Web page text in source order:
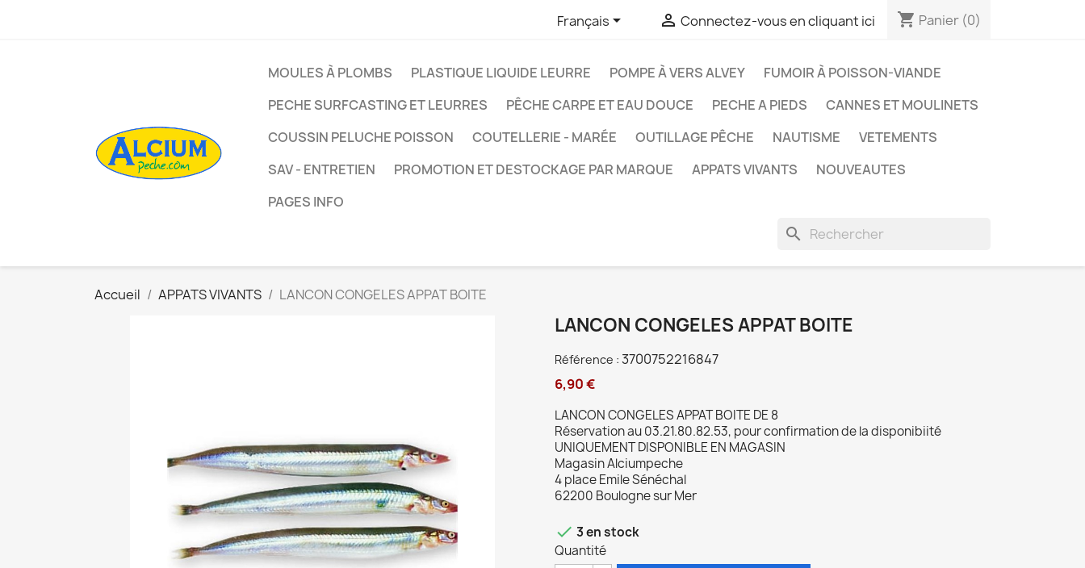
Français  Connectez-vous en cliquant ici shopping_cart Panier (0)
MOULES À PLOMBS PLASTIQUE LIQUIDE LEURRE POMPE À VERS ALVEY
FUMOIR À POISSON-VIANDE
PECHE SURFCASTING ET LEURRES
PÊCHE CARPE ET EAU DOUCE PECHE A PIEDS
CANNES ET MOULINETS
COUSSIN PELUCHE POISSON
COUTELLERIE - MARÉE OUTILLAGE PÊCHE NAUTISME
VETEMENTS
SAV - ENTRETIEN
PROMOTION ET DESTOCKAGE PAR MARQUE APPATS VIVANTS
NOUVEAUTES
PAGES INFO
search
Accueil APPATS VIVANTS LANCON CONGELES APPAT BOITE
LANCON CONGELES APPAT BOITE
Référence : 3700752216847
6,90 €
LANCON CONGELES APPAT BOITE DE 8
Réservation au 03.21.80.82.53, pour confirmation de la disponibiité
UNIQUEMENT DISPONIBLE EN MAGASIN
Magasin Alciumpeche
4 place Emile Sénéchal
62200 Boulogne sur Mer
 3 en stock
Quantité